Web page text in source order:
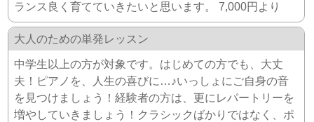
ランス良く育てていきたいと思います。 7,000円より
大人のための単発レッスン
中学生以上の方が対象です。はじめての方でも、大丈
夫！ピアノを、人生の喜びに…♪いっしょにご自身の音
を見つけましょう！経験者の方は、更にレパートリーを
増やしていきましょう！クラシックばかりではなく、ポ